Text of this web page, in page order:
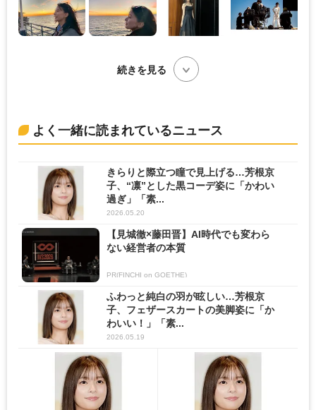
続きを見る
よく一緒に読まれているニュース
きらりと際立つ瞳で見上げる…芳根京
子、“凛”とした黒コーデ姿に「かわい
過ぎ」「素...
2026.05.20
【見城徹×藤田晋】AI時代でも変わら
ない経営者の本質
PR(FINCHI on GOETHE)
ふわっと純白の羽が眩しい…芳根京
子、フェザースカートの美脚姿に「か
わいい！」「素...
2026.05.19